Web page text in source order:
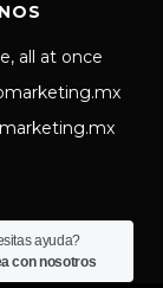
all at once
ayuda?
con nosotros